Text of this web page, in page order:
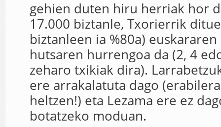
gehien duten hiru herriak hor
17.000 biztanle, Txorierrik
biztanleen ia %80a)
hutsaren hurrengoa da (2, 4
zeharo txikiak dira).
ere arrakalatuta dago
heltzen!) eta Lezama ere ez
botatzeko moduan.